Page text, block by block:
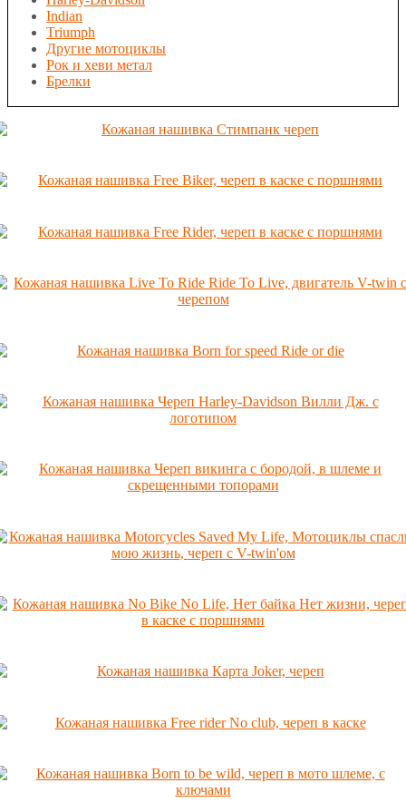
Indian
Triumph
Другие мотоциклы
Рок и хеви метал
Брелки